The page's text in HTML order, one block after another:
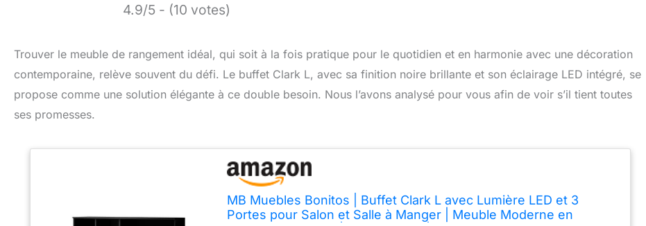
4.9/5 - (10 votes)
Trouver le meuble de rangement idéal, qui soit à la fois pratique pour le quotidien et en harmonie avec une décoration
contemporaine, relève souvent du défi. Le buffet Clark L, avec sa finition noire brillante et son éclairage LED intégré, se
propose comme une solution élégante à ce double besoin. Nous l’avons analysé pour vous afin de voir s’il tient toutes
ses promesses.
MB Muebles Bonitos | Buffet Clark L avec Lumière LED et 3
Portes pour Salon et Salle à Manger | Meuble Moderne en